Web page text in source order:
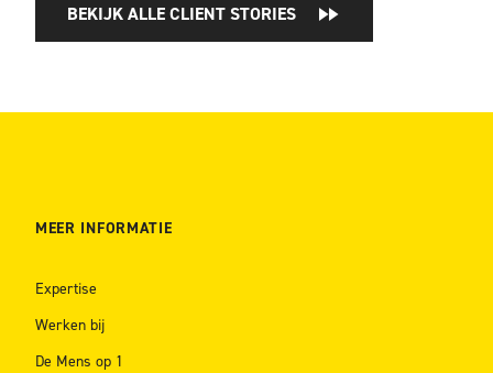
BEKIJK ALLE CLIENT STORIES
MEER INFORMATIE
Expertise
Werken bij
De Mens op 1